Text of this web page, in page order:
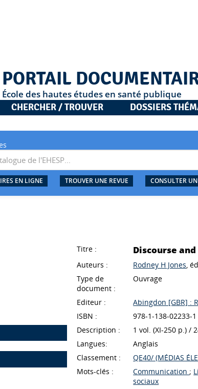
PORTAIL
École des hautes études en santé publique
CHERCHER / TROUVER DOSSIERS
EN LIGNE TROUVER UNE REVUE CONSULTER
Titre : Discourse
Auteurs : Rodney H Jones
Type de
document :
Ouvrage
Editeur : Abingdon [GBR] :
ISBN :
978-1-138-02233-1
Description :
1 vol. (XI-250 p.) /
Langues:
Anglais
Classement :
QE40/ (MÉDIAS
Mots-clés :
Communication ;
sociaux